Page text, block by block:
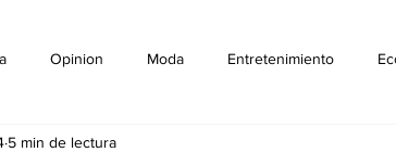
Opinion Moda Entretenimiento
Salud
5 min de lectura